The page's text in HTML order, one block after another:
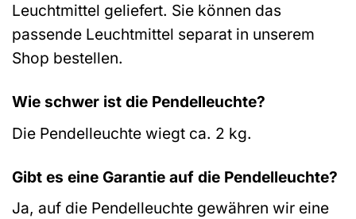
Leuchtmittel geliefert. Sie können das
passende Leuchtmittel separat in unserem
Shop bestellen.
Wie schwer ist die Pendelleuchte?
Die Pendelleuchte wiegt ca. 2 kg.
Gibt es eine Garantie auf die Pendelleuchte?
Ja, auf die Pendelleuchte gewähren wir eine